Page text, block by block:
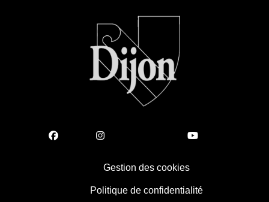
Gestion des cookies
Politique de confidentialité